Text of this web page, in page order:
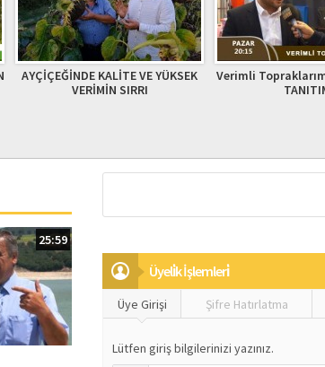
Verimli Topraklarımız (03,12,2017
TANITIM)
Bengü Yayla
2019
25:59
Üyeli̇k İşlemleri̇
Üye Girişi Şifre Hatırlatma
Lütfen giriş bilgilerinizi yazınız.